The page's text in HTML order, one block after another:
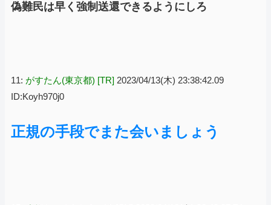
偽難民は早く強制送還できるようにしろ
11: がすたん(東京都) [TR] 2023/04/13(木) 23:38:42.09
ID:Koyh970j0
正規の手段でまた会いましょう